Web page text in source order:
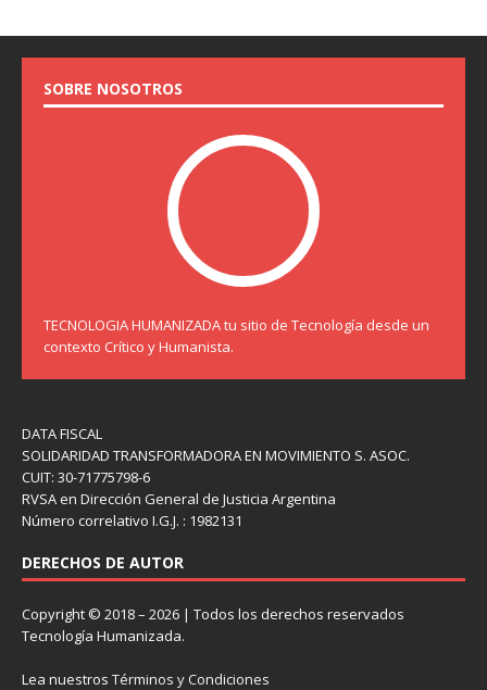
SOBRE NOSOTROS
TECNOLOGIA HUMANIZADA tu sitio de Tecnología desde un
contexto Crítico y Humanista.
DATA FISCAL
SOLIDARIDAD TRANSFORMADORA EN MOVIMIENTO S. ASOC.
CUIT: 30-71775798-6
RVSA en Dirección General de Justicia Argentina
Número correlativo I.G.J. : 1982131
DERECHOS DE AUTOR
Copyright © 2018 – 2026 | Todos los derechos reservados
Tecnología Humanizada.
Lea nuestros Términos y Condiciones